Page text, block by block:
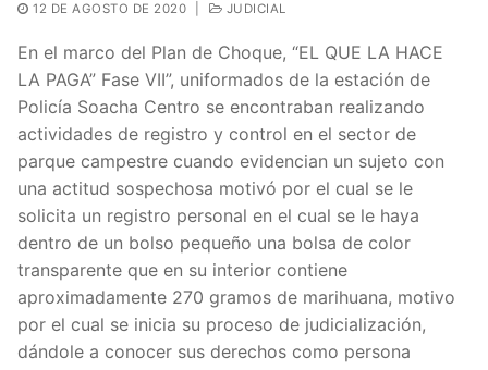
12 DE AGOSTO DE 2020 JUDICIAL
En el marco del Plan de Choque, “EL QUE LA HACE
LA PAGA” Fase VII”, uniformados de la estación de
Policía Soacha Centro se encontraban realizando
actividades de registro y control en el sector de
parque campestre cuando evidencian un sujeto con
una actitud sospechosa motivó por el cual se le
solicita un registro personal en el cual se le haya
dentro de un bolso pequeño una bolsa de color
transparente que en su interior contiene
aproximadamente 270 gramos de marihuana, motivo
por el cual se inicia su proceso de judicialización,
dándole a conocer sus derechos como persona